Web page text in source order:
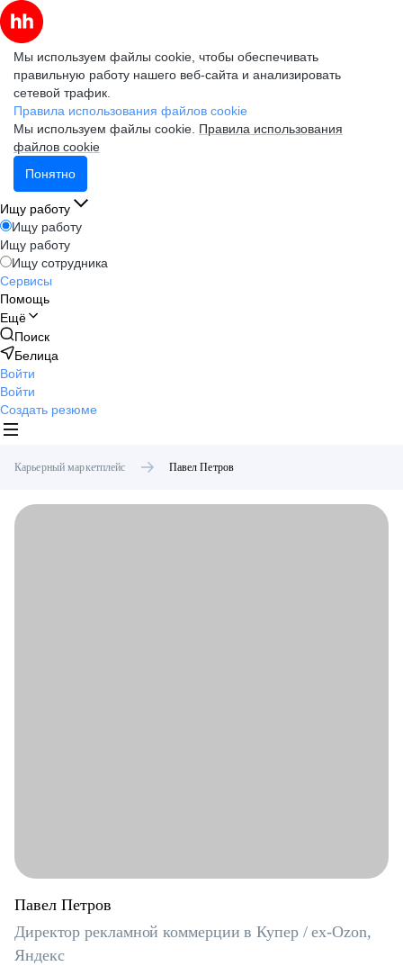
Мы используем файлы cookie, чтобы обеспечивать
правильную работу нашего веб-сайта и анализировать
сетевой трафик.
Правила использования файлов cookie
Мы используем файлы cookie. Правила использования
файлов cookie
Понятно
Ищу работу
Ищу работу
Ищу работу
Ищу сотрудника
Сервисы
Помощь
Ещё
Поиск
Белица
Войти
Войти
Создать резюме
Карьерный маркетплейс Павел Петров
Павел Петров
Директор рекламной коммерции в Купер / ex-Ozon,
Яндекс